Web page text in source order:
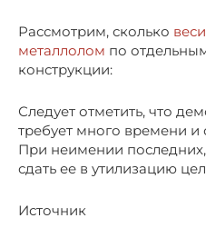
Рассмотрим, сколько
металлолом по
конструкции:
Следует отметить, что
требует много времени
При неимении
сдать ее в утилизацию
Источник